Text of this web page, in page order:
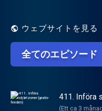
rappkollektivet
UP's Mixlr-kanal och
https://
Programmet handlar
rapping och viktiga
varje vecka inne på
en prenumerationsavgift
ウェブサイトを見る
全てのエピソード
411. Införa
feeden)
(Ett ca 3